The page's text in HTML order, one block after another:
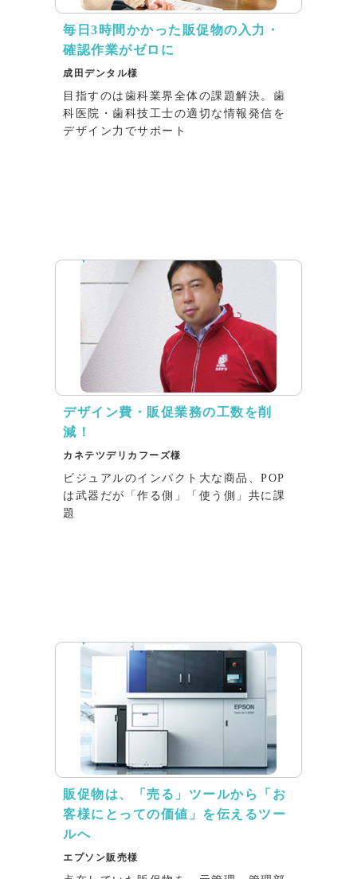
毎日3時間かかった販促物の入力・
確認作業がゼロに
成田デンタル様
目指すのは歯科業界全体の課題解決。歯
科医院・歯科技工士の適切な情報発信を
デザイン力でサポート
デザイン費・販促業務の工数を削
減！
カネテツデリカフーズ様
ビジュアルのインパクト大な商品、POP
は武器だが「作る側」「使う側」共に課
題
販促物は、「売る」ツールから「お
客様にとっての価値」を伝えるツー
ルへ
エプソン販売様